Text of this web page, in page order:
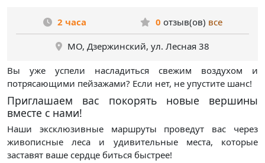
2 часа 0 отзыв(ов) все
МО, Дзержинский, ул. Лесная 38
Вы уже успели насладиться свежим воздухом и
потрясающими пейзажами? Если нет, не упустите шанс!
Приглашаем вас покорять новые вершины
вместе с нами!
Наши эксклюзивные маршруты проведут вас через
живописные леса и удивительные места, которые
заставят ваше сердце биться быстрее!